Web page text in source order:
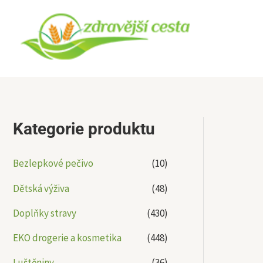
obsah
Kategorie produktu
Bezlepkové pečivo
(10)
Dětská výživa
(48)
Doplňky stravy
(430)
EKO drogerie a kosmetika
(448)